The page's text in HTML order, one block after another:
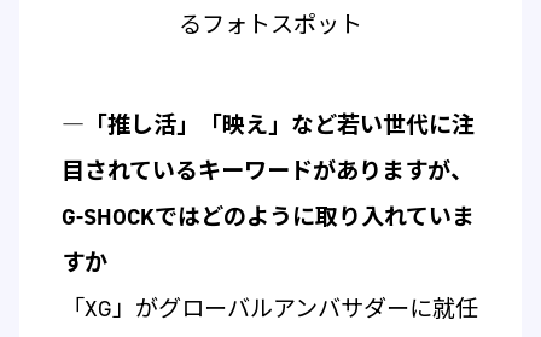
るフォトスポット
―「推し活」「映え」など若い世代に注
目されているキーワードがありますが、
G-SHOCKではどのように取り入れていま
すか
「XG」がグローバルアンバサダーに就任